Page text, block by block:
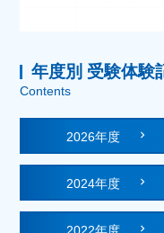
年度別 受験体験
Contents
2026年度
2024年度